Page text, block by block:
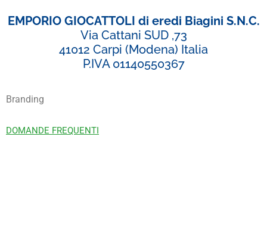
EMPORIO GIOCATTOLI di eredi Biagini S.N.C.
Via Cattani SUD ,73
41012 Carpi (Modena) Italia
P.IVA 01140550367
Branding
DOMANDE FREQUENTI